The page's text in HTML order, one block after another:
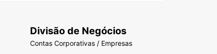
Divisão de Negócios
Contas Corporativas / Empresas